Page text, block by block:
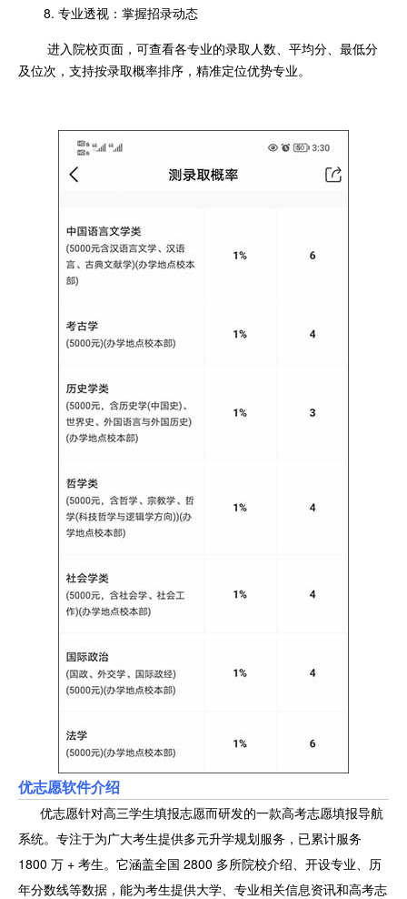
8. 专业透视：掌握招录动态
进入院校页面，可查看各专业的录取人数、平均分、最低分
及位次，支持按录取概率排序，精准定位优势专业。
优志愿软件介绍
优志愿针对高三学生填报志愿而研发的一款高考志愿填报导航
系统。专注于为广大考生提供多元升学规划服务，已累计服务
1800 万 + 考生。它涵盖全国 2800 多所院校介绍、开设专业、历
年分数线等数据，能为考生提供大学、专业相关信息资讯和高考志